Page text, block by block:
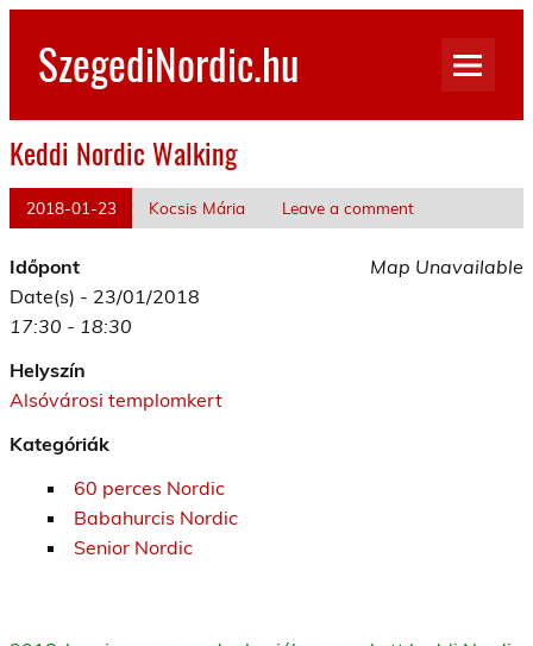
Skip
contentSzegediNordic.hu
Keddi Nordic Walking
2018-01-23 Kocsis Mária Leave a comment
Map Unavailable
Időpont
Date(s) - 23/01/2018
17:30 - 18:30
Helyszín
Alsóvárosi templomkert
Kategóriák
60 perces Nordic
Babahurcis Nordic
Senior Nordic